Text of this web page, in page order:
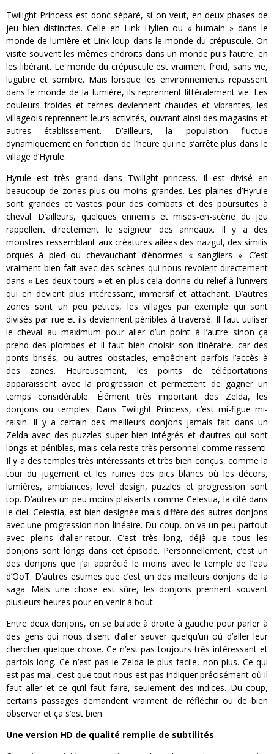
Twilight Princess est donc séparé, si on veut, en deux phases de
jeu bien distinctes. Celle en Link Hylien ou « humain » dans le
monde de lumière et Link-loup dans le monde du crépuscule. On
visite souvent les mêmes endroits dans un monde puis l’autre, en
les libérant. Le monde du crépuscule est vraiment froid, sans vie,
lugubre et sombre. Mais lorsque les environnements repassent
dans le monde de la lumière, ils reprennent littéralement vie. Les
couleurs froides et ternes deviennent chaudes et vibrantes, les
villageois reprennent leurs activités, ouvrant ainsi des magasins et
autres établissement. D’ailleurs, la population fluctue
dynamiquement en fonction de l’heure qui ne s’arrête plus dans le
village d’Hyrule.
Hyrule est très grand dans Twilight princess. Il est divisé en
beaucoup de zones plus ou moins grandes. Les plaines d’Hyrule
sont grandes et vastes pour des combats et des poursuites à
cheval. D’ailleurs, quelques ennemis et mises-en-scène du jeu
rappellent directement le seigneur des anneaux. Il y a des
monstres ressemblant aux créatures ailées des nazgul, des similis
orques à pied ou chevauchant d’énormes « sangliers ». C’est
vraiment bien fait avec des scènes qui nous revoient directement
dans « Les deux tours » et en plus cela donne du relief à l’univers
qui en devient plus intéressant, immersif et attachant. D’autres
zones sont un peu petites, les villages par exemple qui sont
divisés par rue et ils deviennent pénibles à traversé. Il faut utiliser
le cheval au maximum pour aller d’un point à l’autre sinon ça
prend des plombes et il faut bien choisir son itinéraire, car des
ponts brisés, ou autres obstacles, empêchent parfois l’accès à
des zones. Heureusement, les points de téléportations
apparaissent avec la progression et permettent de gagner un
temps considérable. Élément très important des Zelda, les
donjons ou temples. Dans Twilight Princess, c’est mi-figue mi-
raisin. Il y a certain des meilleurs donjons jamais fait dans un
Zelda avec des puzzles super bien intégrés et d’autres qui sont
longs et pénibles, mais cela reste très personnel comme ressenti.
Il y a des temples très intéressants et très bien conçus, comme la
tour du jugement et les ruines des pics blancs où les décors,
lumières, ambiances, level design, puzzles et progression sont
top. D’autres un peu moins plaisants comme Celestia, la cité dans
le ciel. Celestia, est bien designée mais diffère des autres donjons
avec une progression non-linéaire. Du coup, on va un peu partout
avec pleins d’aller-retour. C’est très long, déjà que tous les
donjons sont longs dans cet épisode. Personnellement, c’est un
des donjons que j’ai apprécié le moins avec le temple de l’eau
d’OoT. D’autres estimes que c’est un des meilleurs donjons de la
saga. Mais une chose est sûre, les donjons prennent souvent
plusieurs heures pour en venir à bout.
Entre deux donjons, on se balade à droite à gauche pour parler à
des gens qui nous disent d’aller sauver quelqu’un où d’aller leur
chercher quelque chose. Ce n’est pas toujours très intéressant et
parfois long. Ce n’est pas le Zelda le plus facile, non plus. Ce qui
est pas mal, c’est que tout nous est pas indiquer précisément où il
faut aller et ce qu’il faut faire, seulement des indices. Du coup,
certains passages demandent vraiment de réfléchir ou de bien
observer et ça s’est bien.
Une version HD de qualité remplie de subtilités